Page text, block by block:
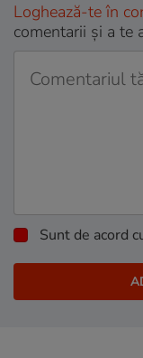
Loghează-te în
comentarii și a te
Sunt de acord